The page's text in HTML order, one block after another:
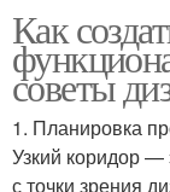
Как
советы
1. Планировка
Узкий коридор
с точки зрения